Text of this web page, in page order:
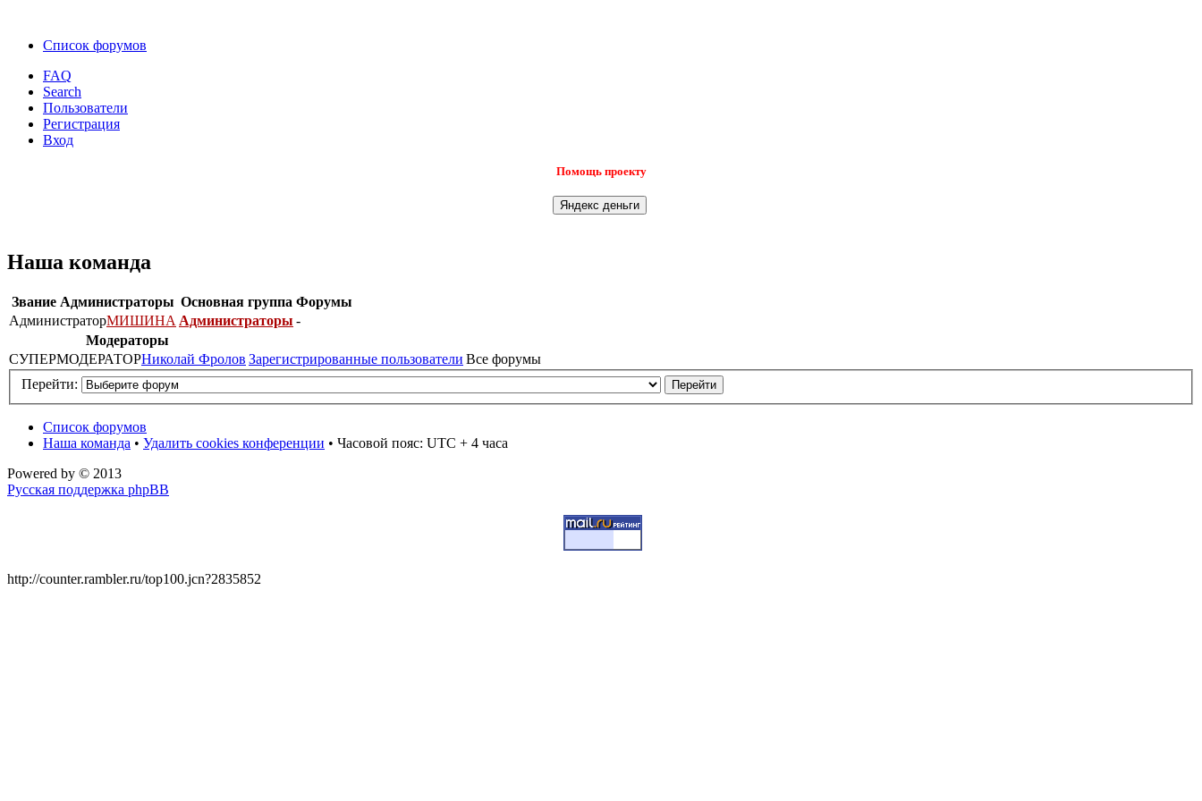
Список форумов
FAQ
Search
Пользователи
Регистрация
Вход
Помощь проекту
Наша команда
Звание Администраторы Основная группа Форумы
АдминистраторМИШИНА Администраторы -
Модераторы
СУПЕРМОДЕРАТОРНиколай Фролов Зарегистрированные пользователи Все форумы
Перейти:
Список форумов
Наша команда • Удалить cookies конференции • Часовой пояс: UTC + 4 часа
Powered by © 2013
Русская поддержка phpBB
http://counter.rambler.ru/top100.jcn?2835852